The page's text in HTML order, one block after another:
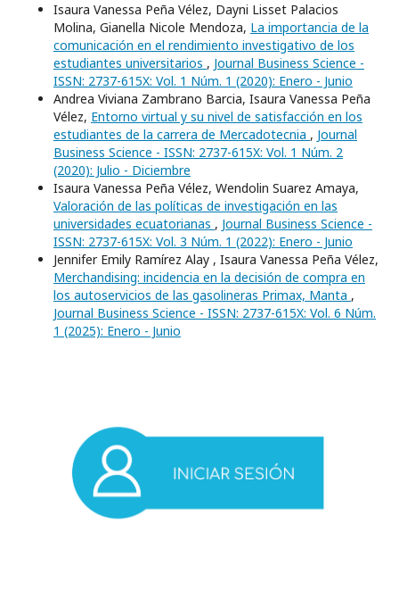
Isaura Vanessa Peña Vélez, Dayni Lisset Palacios
Molina, Gianella Nicole Mendoza, La importancia de la
comunicación en el rendimiento investigativo de los
estudiantes universitarios , Journal Business Science -
ISSN: 2737-615X: Vol. 1 Núm. 1 (2020): Enero - Junio
Andrea Viviana Zambrano Barcia, Isaura Vanessa Peña
Vélez, Entorno virtual y su nivel de satisfacción en los
estudiantes de la carrera de Mercadotecnia , Journal
Business Science - ISSN: 2737-615X: Vol. 1 Núm. 2
(2020): Julio - Diciembre
Isaura Vanessa Peña Vélez, Wendolin Suarez Amaya,
Valoración de las políticas de investigación en las
universidades ecuatorianas , Journal Business Science -
ISSN: 2737-615X: Vol. 3 Núm. 1 (2022): Enero - Junio
Jennifer Emily Ramírez Alay , Isaura Vanessa Peña Vélez,
Merchandising: incidencia en la decisión de compra en
los autoservicios de las gasolineras Primax, Manta ,
Journal Business Science - ISSN: 2737-615X: Vol. 6 Núm.
1 (2025): Enero - Junio